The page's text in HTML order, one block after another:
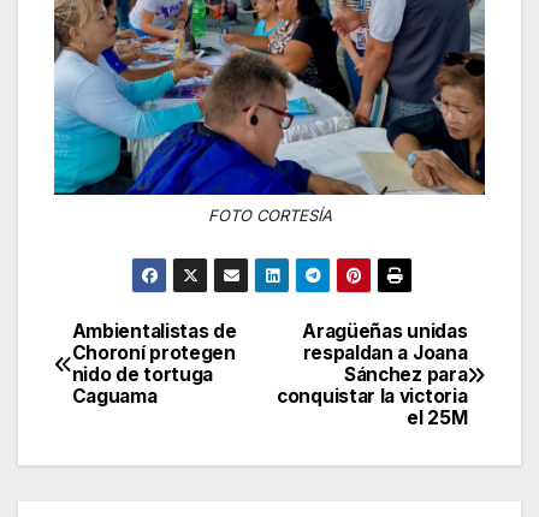
FOTO CORTESÍA
Navegación
de
Aragüeñas unidas
respaldan a Joana
Sánchez para
conquistar la victoria
el 25M
Ambientalistas de
Choroní protegen
nido de tortuga
Caguama